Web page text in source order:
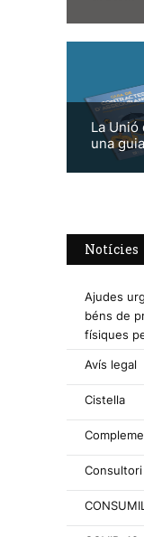
La
una
Notícies
Ajudes
béns de
físiques
Avís legal
Cistella
Consultori